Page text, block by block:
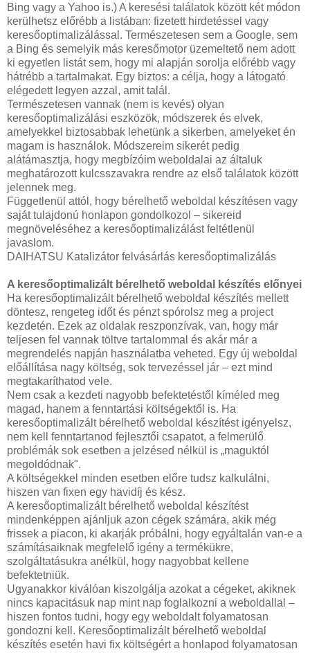
Bing vagy a Yahoo is.) A keresési találatok között két módon
kerülhetsz előrébb a listában: fizetett hirdetéssel vagy
keresőoptimalizálással. Természetesen sem a Google, sem
a Bing és semelyik más keresőmotor üzemeltető nem adott
ki egyetlen listát sem, hogy mi alapján sorolja előrébb vagy
hátrébb a tartalmakat. Egy biztos: a célja, hogy a látogató
elégedett legyen azzal, amit talál.
Természetesen vannak (nem is kevés) olyan
keresőoptimalizálási eszközök, módszerek és elvek,
amelyekkel biztosabbak lehetünk a sikerben, amelyeket én
magam is használok. Módszereim sikerét pedig
alátámasztja, hogy megbízóim weboldalai az általuk
meghatározott kulcsszavakra rendre az első találatok között
jelennek meg.
Függetlenül attól, hogy bérelhető weboldal készítésen vagy
saját tulajdonú honlapon gondolkozol – sikereid
megnöveléséhez a keresőoptimalizálást feltétlenül
javaslom.
DAIHATSU Katalizátor felvásárlás keresőoptimalizálás
A keresőoptimalizált bérelhető weboldal készítés előnyei
Ha keresőoptimalizált bérelhető weboldal készítés mellett
döntesz, rengeteg időt és pénzt spórolsz meg a project
kezdetén. Ezek az oldalak reszponzívak, van, hogy már
teljesen fel vannak töltve tartalommal és akár már a
megrendelés napján használatba veheted. Egy új weboldal
előállítása nagy költség, sok tervezéssel jár – ezt mind
megtakaríthatod vele.
Nem csak a kezdeti nagyobb befektetéstől kíméled meg
magad, hanem a fenntartási költségektől is. Ha
keresőoptimalizált bérelhető weboldal készítést igényelsz,
nem kell fenntartanod fejlesztői csapatot, a felmerülő
problémák sok esetben a jelzésed nélkül is „maguktól
megoldódnak".
A költségekkel minden esetben előre tudsz kalkulálni,
hiszen van fixen egy havidíj és kész.
A keresőoptimalizált bérelhető weboldal készítést
mindenképpen ajánljuk azon cégek számára, akik még
frissek a piacon, ki akarják próbálni, hogy egyáltalán van-e a
számításaiknak megfelelő igény a termékükre,
szolgáltatásukra anélkül, hogy nagyobbat kellene
befektetniük.
Ugyanakkor kiválóan kiszolgálja azokat a cégeket, akiknek
nincs kapacitásuk nap mint nap foglalkozni a weboldallal –
hiszen fontos tudni, hogy egy weboldalt folyamatosan
gondozni kell. Keresőoptimalizált bérelhető weboldal
készítés esetén havi fix költségért a honlapod folyamatosan